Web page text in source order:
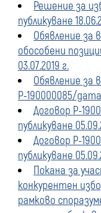
Решение за
публикуване
Обявление за
обособени
03.07.2019 г.
Обявление за
Р-190000085/дата
Договор Р-
публикуване
Договор Р-
публикуване
Покана за
конкурентен
рамково